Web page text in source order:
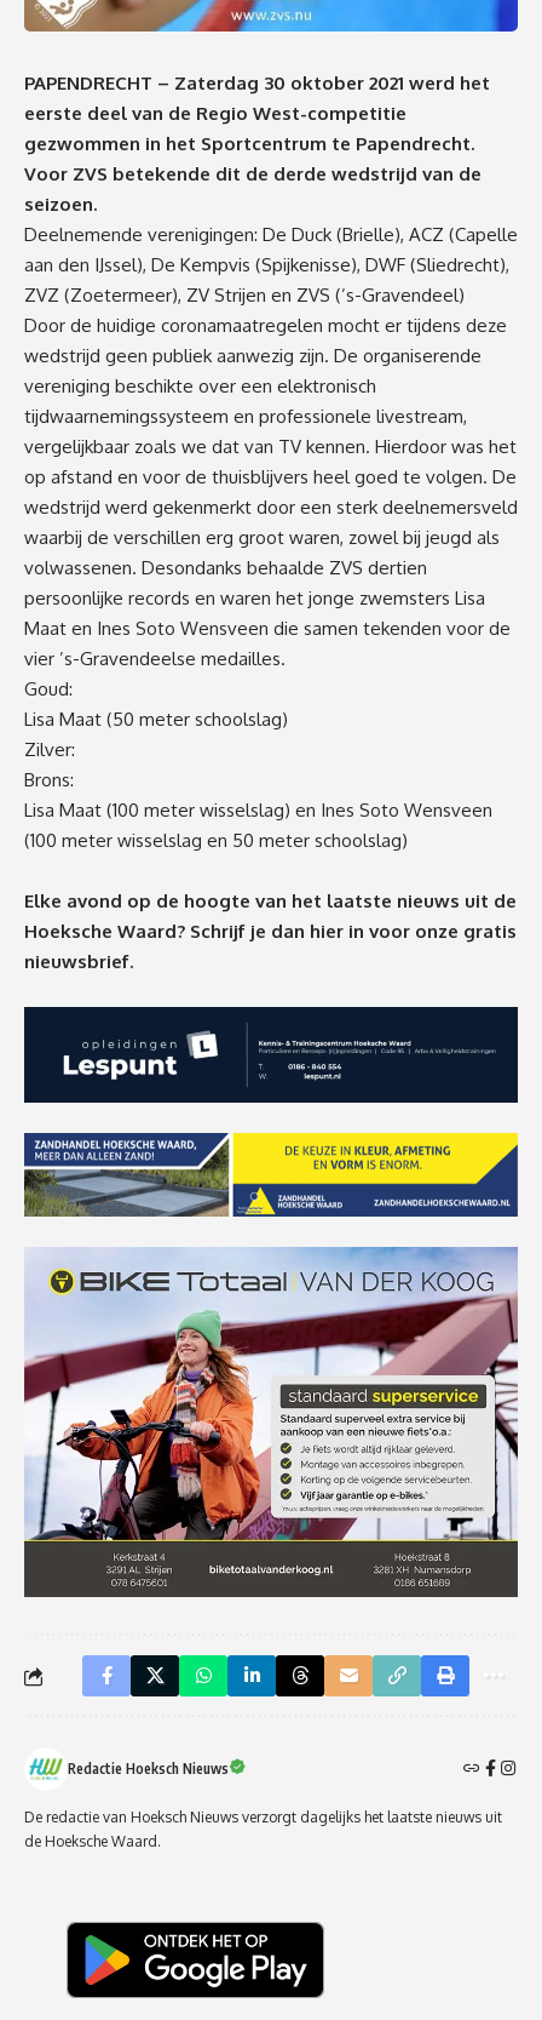
PAPENDRECHT – Zaterdag 30 oktober 2021 werd het
eerste deel van de Regio West-competitie
gezwommen in het Sportcentrum te Papendrecht.
Voor ZVS betekende dit de derde wedstrijd van de
seizoen.
Deelnemende verenigingen: De Duck (Brielle), ACZ (Capelle
aan den IJssel), De Kempvis (Spijkenisse), DWF (Sliedrecht),
ZVZ (Zoetermeer), ZV Strijen en ZVS (’s-Gravendeel)
Door de huidige coronamaatregelen mocht er tijdens deze
wedstrijd geen publiek aanwezig zijn. De organiserende
vereniging beschikte over een elektronisch
tijdwaarnemingssysteem en professionele livestream,
vergelijkbaar zoals we dat van TV kennen. Hierdoor was het
op afstand en voor de thuisblijvers heel goed te volgen. De
wedstrijd werd gekenmerkt door een sterk deelnemersveld
waarbij de verschillen erg groot waren, zowel bij jeugd als
volwassenen. Desondanks behaalde ZVS dertien
persoonlijke records en waren het jonge zwemsters Lisa
Maat en Ines Soto Wensveen die samen tekenden voor de
vier ’s-Gravendeelse medailles.
Goud:
Lisa Maat (50 meter schoolslag)
Zilver:
Brons:
Lisa Maat (100 meter wisselslag) en Ines Soto Wensveen
(100 meter wisselslag en 50 meter schoolslag)
Elke avond op de hoogte van het laatste nieuws uit de
Hoeksche Waard? Schrijf je dan hier in voor onze gratis
nieuwsbrief.
Redactie Hoeksch Nieuws
De redactie van Hoeksch Nieuws verzorgt dagelijks het laatste nieuws uit
de Hoeksche Waard.